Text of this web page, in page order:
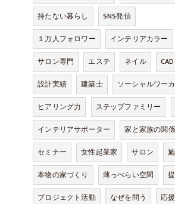
持たない暮らし
SNS発信
１万人フォロワー
インテリアカラー
サロン専門
エステ ネイル
CAD
設計実績
建築士
ソーシャルワー
ヒアリング力
ステップファミリー
インテリアサポーター
家と家族の関係
セミナー
女性起業家 サロン
本物の家づくり
薄っぺらい空間
プロジェクト活動
なぜを問う
応